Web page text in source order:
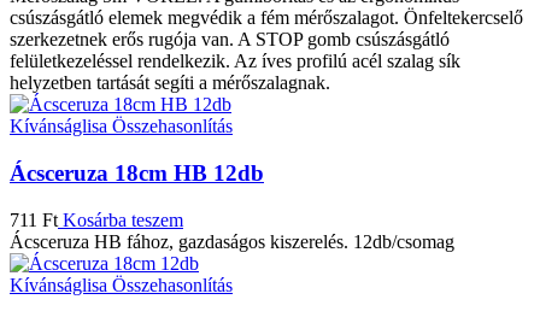
csúszásgátló elemek megvédik a fém mérőszalagot. Önfeltekercselő
szerkezetnek erős rugója van. A STOP gomb csúszásgátló
felületkezeléssel rendelkezik. Az íves profilú acél szalag sík
helyzetben tartását segíti a mérőszalagnak.
Kívánságlisa Összehasonlítás
Ácsceruza 18cm HB 12db
711 Ft Kosárba teszem
Ácsceruza HB fához, gazdaságos kiszerelés. 12db/csomag
Kívánságlisa Összehasonlítás